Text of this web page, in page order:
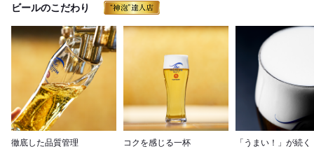
ビールのこだわり
徹底した品質管理 コクを感じる一杯 「うまい！」が続く